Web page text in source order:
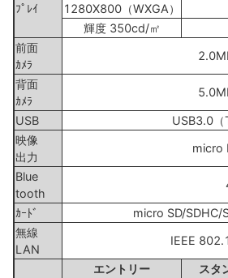
ﾌﾟﾚｲ
1280X800（WXGA）
輝度 350cd/㎡
前面
ｶﾒﾗ
背面
ｶﾒﾗ
USB
USB3.0
映像
出力
micro
Blue
tooth
ｶｰﾄﾞ
micro SD/SDHC/
無線
LAN
IEEE
エントリー スタ